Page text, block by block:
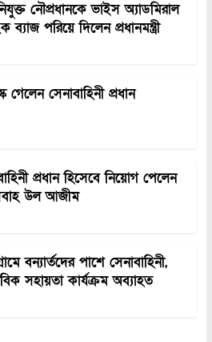
নৌপ্রধানকে ভাইস অ্যাডমিরাল
ব্যাজ পরিয়ে দিলেন প্রধানমন্ত্রী
গেলেন সেনাবাহিনী প্রধান
প্রধান হিসেবে নিয়োগ পেলেন
উল আজীম
বন্যার্তদের পাশে সেনাবাহিনী,
সহায়তা কার্যক্রম অব্যাহত